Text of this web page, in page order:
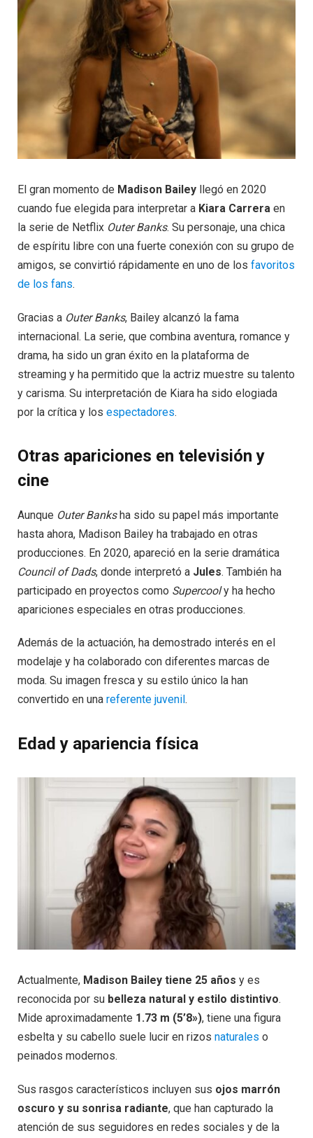
El gran momento de Madison Bailey llegó en 2020
cuando fue elegida para interpretar a Kiara Carrera en
la serie de Netflix Outer Banks. Su personaje, una chica
de espíritu libre con una fuerte conexión con su grupo de
amigos, se convirtió rápidamente en uno de los favoritos
de los fans.
Gracias a Outer Banks, Bailey alcanzó la fama
internacional. La serie, que combina aventura, romance y
drama, ha sido un gran éxito en la plataforma de
streaming y ha permitido que la actriz muestre su talento
y carisma. Su interpretación de Kiara ha sido elogiada
por la crítica y los espectadores.
Otras apariciones en televisión y
cine
Aunque Outer Banksha sido su papel más importante
hasta ahora, Madison Bailey ha trabajado en otras
producciones. En 2020, apareció en la serie dramática
Council of Dads, donde interpretó a Jules. También ha
participado en proyectos como Supercooly ha hecho
apariciones especiales en otras producciones.
Además de la actuación, ha demostrado interés en el
modelaje y ha colaborado con diferentes marcas de
moda. Su imagen fresca y su estilo único la han
convertido en una referente juvenil .
Edad y apariencia física
Actualmente, Madison Bailey tiene 25 años y es
reconocida por su belleza natural y estilo distintivo.
Mide aproximadamente 1.73 m (5’8»), tiene una figura
esbelta y su cabello suele lucir en rizos naturales o
peinados modernos.
Sus rasgos característicos incluyen sus ojos marrón
oscuro y su sonrisa radiante, que han capturado la
atención de sus seguidores en redes sociales y de la